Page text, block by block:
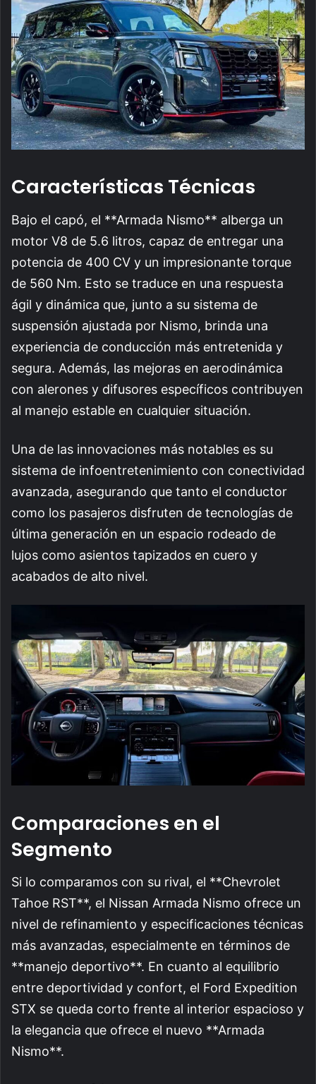
Características Técnicas
Bajo el capó, el **Armada Nismo** alberga un
motor V8 de 5.6 litros, capaz de entregar una
potencia de 400 CV y un impresionante torque
de 560 Nm. Esto se traduce en una respuesta
ágil y dinámica que, junto a su sistema de
suspensión ajustada por Nismo, brinda una
experiencia de conducción más entretenida y
segura. Además, las mejoras en aerodinámica
con alerones y difusores específicos contribuyen
al manejo estable en cualquier situación.
Una de las innovaciones más notables es su
sistema de infoentretenimiento con conectividad
avanzada, asegurando que tanto el conductor
como los pasajeros disfruten de tecnologías de
última generación en un espacio rodeado de
lujos como asientos tapizados en cuero y
acabados de alto nivel.
Comparaciones en el
Segmento
Si lo comparamos con su rival, el **Chevrolet
Tahoe RST**, el Nissan Armada Nismo ofrece un
nivel de refinamiento y especificaciones técnicas
más avanzadas, especialmente en términos de
**manejo deportivo**. En cuanto al equilibrio
entre deportividad y confort, el Ford Expedition
STX se queda corto frente al interior espacioso y
la elegancia que ofrece el nuevo **Armada
Nismo**.